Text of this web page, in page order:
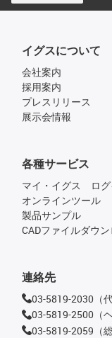
イグスについて
会社案内
採用案内
プレスリリース
展示会情報
各種サービス
マイ・イグス ログ
オンラインツール
製品サンプル
CADファイルダウン
連絡先
03-5819-2030（代
03-5819-2500（
03-5819-2059（総